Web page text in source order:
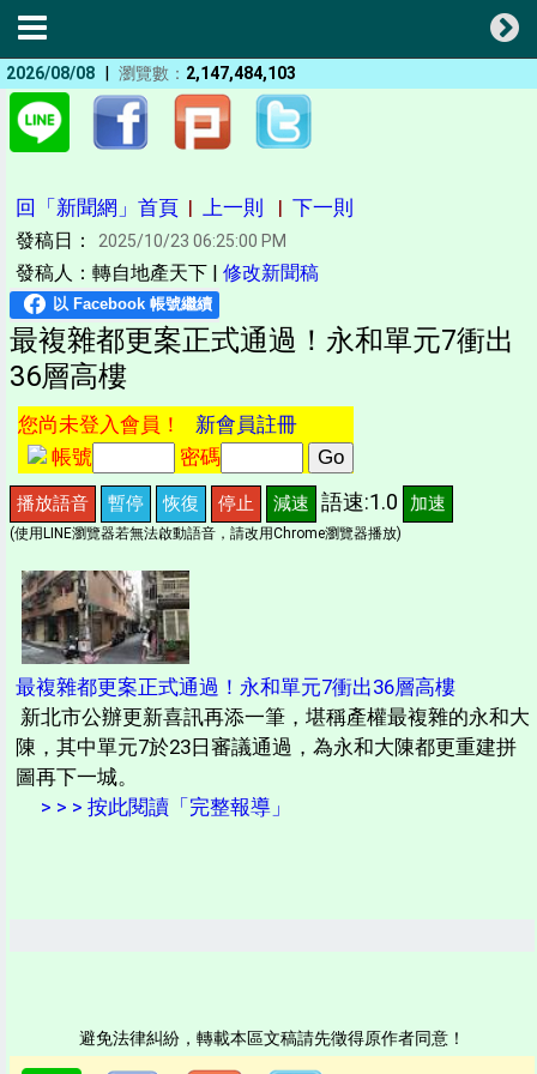
2026/08/08 | 瀏覽數： 2,147,484,103
回「新聞網」首頁 | 上一則 | 下一則
發稿日： 2025/10/23 06:25:00 PM
發稿人：轉自地產天下 | 修改新聞稿
最複雜都更案正式通過！永和單元7衝出
36層高樓
您尚未登入會員！ 新會員註冊
帳號
密碼
播放語音 暫停 恢復 停止 減速 語速:1.0 加速
(使用LINE瀏覽器若無法啟動語音，請改用Chrome瀏覽器播放)
最複雜都更案正式通過！永和單元7衝出36層高樓
新北市公辦更新喜訊再添一筆，堪稱產權最複雜的永和大
陳，其中單元7於23日審議通過，為永和大陳都更重建拼
圖再下一城。
> > > 按此閱讀「完整報導」
避免法律糾紛，轉載本區文稿請先徵得原作者同意！